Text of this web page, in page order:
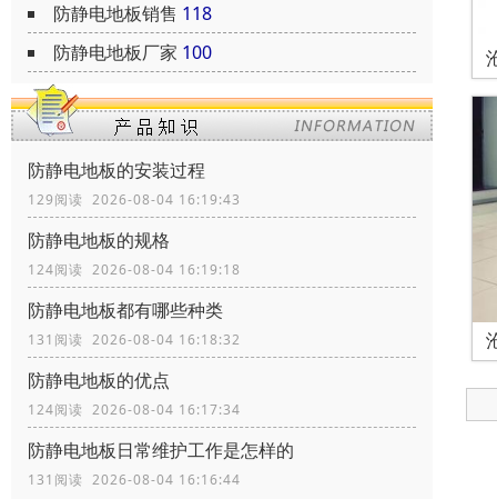
防静电地板销售 118
防静电地板厂家 100
防静电地板的安装过程
129阅读 2026-08-04 16:19:43
防静电地板的规格
124阅读 2026-08-04 16:19:18
防静电地板都有哪些种类
131阅读 2026-08-04 16:18:32
防静电地板的优点
124阅读 2026-08-04 16:17:34
防静电地板日常维护工作是怎样的
131阅读 2026-08-04 16:16:44